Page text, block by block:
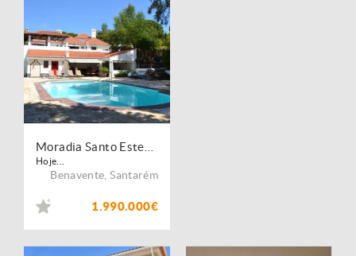
Hoje...
Benavente ,Santarém
1.990.000€